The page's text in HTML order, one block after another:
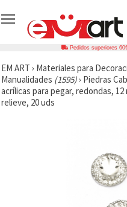
Pedidos superiores
EM ART › Materiales para
Manualidades (1595)› Piedras
acrílicas para pegar, redondas,
relieve, 20 uds